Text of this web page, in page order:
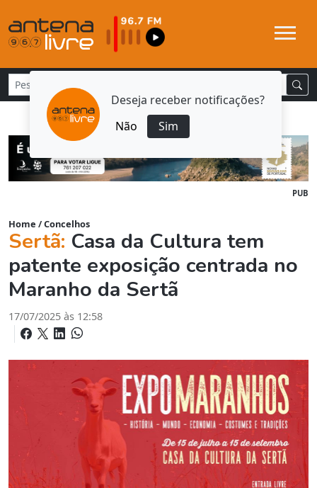
Deseja receber notificações?
Não
Sim
PUB
Home /Concelhos
Sertã: Casa da Cultura tem
patente exposição centrada no
Maranho da Sertã
17/07/2025 às 12:58